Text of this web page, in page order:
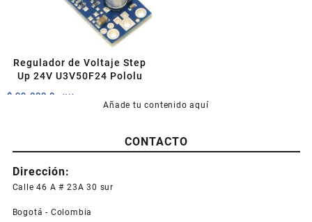
Regulador de Voltaje Step
Up 24V U3V50F24 Pololu
$ 99.000,0 +IVA
Añade tu contenido aquí
CONTACTO
Dirección:
Calle 46 A # 23A 30 sur
Bogotá - Colombia